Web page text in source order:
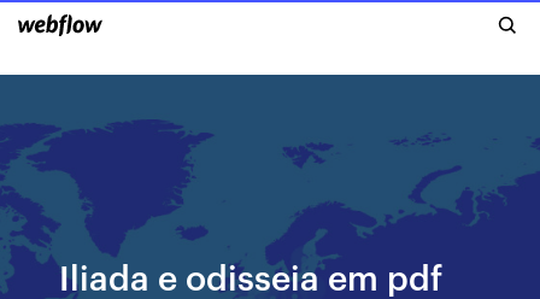
Iliada e odisseia em pdf